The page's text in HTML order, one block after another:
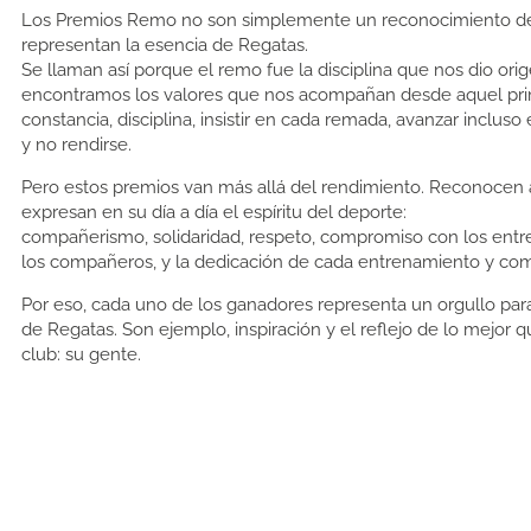
Los Premios Remo no son simplemente un reconocimiento
representan la esencia de Regatas.
Se llaman así porque el remo fue la disciplina que nos dio
encontramos los valores que nos acompañan desde aquel
constancia, disciplina, insistir en cada remada, avanzar incluso
y no rendirse.
Pero estos premios van más allá del rendimiento. Reconocen
expresan en su día a día el espíritu del deporte:
compañerismo, solidaridad, respeto, compromiso con los
los compañeros, y la dedicación de cada entrenamiento y
Por eso, cada uno de los ganadores representa un orgullo
de Regatas. Son ejemplo, inspiración y el reflejo de lo mejor
club: su gente.